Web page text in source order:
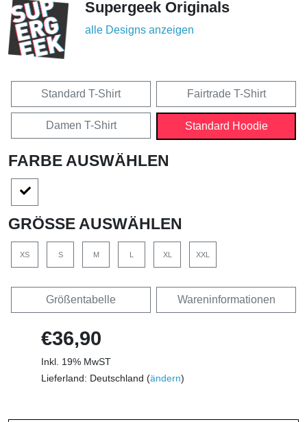
Supergeek Originals
alle Designs anzeigen
Standard T-Shirt Fairtrade T-Shirt
Damen T-Shirt Standard Hoodie
FARBE AUSWÄHLEN
GRÖSSE AUSWÄHLEN
XS S M L XL XXL
Größentabelle Wareninformationen
€36,90
Inkl. 19% MwST
Lieferland: Deutschland (ändern)